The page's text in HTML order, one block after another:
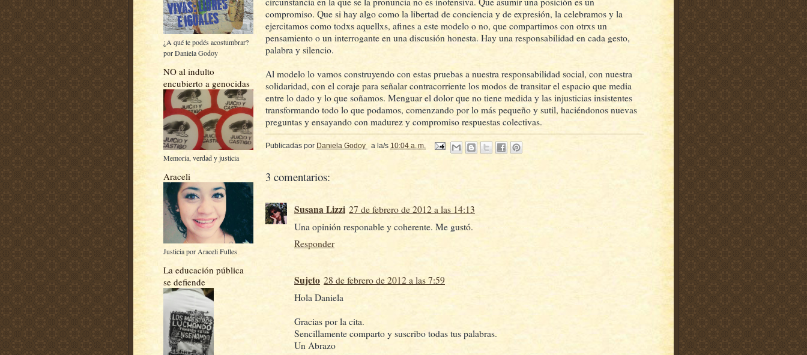
¿A qué te podés acostumbrar?
por Daniela Godoy
NO al indulto
encubierto a genocidas
Memoria, verdad y justicia
Araceli
Justicia por Araceli Fulles
La educación pública
se defiende
compromiso. Que si hay algo como la libertad de conciencia y de expresión, la celebramos y la
ejercitamos como todxs aquellxs, afines a este modelo o no, que compartimos con otrxs un
pensamiento o un interrogante en una discusión honesta. Hay una responsabilidad en cada gesto,
palabra y silencio.
Al modelo lo vamos construyendo con estas pruebas a nuestra responsabilidad social, con nuestra
solidaridad, con el coraje para señalar contracorriente los modos de transitar el espacio que media
entre lo dado y lo que soñamos. Menguar el dolor que no tiene medida y las injusticias insistentes
transformando todo lo que podamos, comenzando por lo más pequeño y sutil, haciéndonos nuevas
preguntas y ensayando con madurez y compromiso respuestas colectivas.
Publicadas por Daniela Godoy a la/s 10:04 a. m.
3 comentarios:
Susana Lizzi 27 de febrero de 2012 a las 14:13
Una opinión responable y coherente. Me gustó.
Responder
Sujeto 28 de febrero de 2012 a las 7:59
Hola Daniela
Gracias por la cita.
Sencillamente comparto y suscribo todas tus palabras.
Un Abrazo